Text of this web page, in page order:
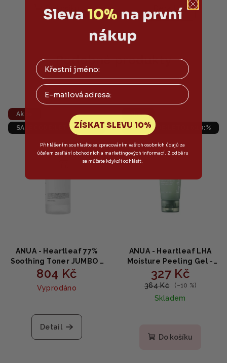
je
Do košíku
produktu
je
Podobné produkty
Akce
SALECODE:LETO10:10:%
ANUA - Heartleaf 77%
Soothing Toner JUMBO -
Zklidňující pleťové
tonikum s hutinií 500ml
804 Kč
Vyprodáno
Detail
Akce
SALECODE:LETO10:10:%
ANUA - Heartleaf LHA
Moisture Peeling Gel -
Hydratační gelový
peeling s hutinií 120ml
327 Kč
364 Kč (–10 %)
Skladem
produktu
Do košíku
Sleva 10% na první
nákup
Email
ZÍSKAT SLEVU 10%
Přihlášením souhlasíte se zpracováním vašich osobních údajů za
účelem zasílání obchodních a marketingových informací. Z odběru
se můžete kdykoli odhlásit.